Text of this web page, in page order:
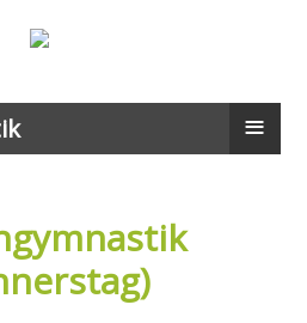
≡